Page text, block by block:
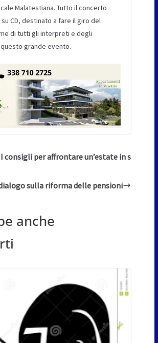
Malatestiana. Tutto il concerto
CD, destinato a fare il giro del
di tutti gli interpreti e degli
grande evento.
consigli per affrontare un’estate in s
sulla riforma delle pensioni
anche